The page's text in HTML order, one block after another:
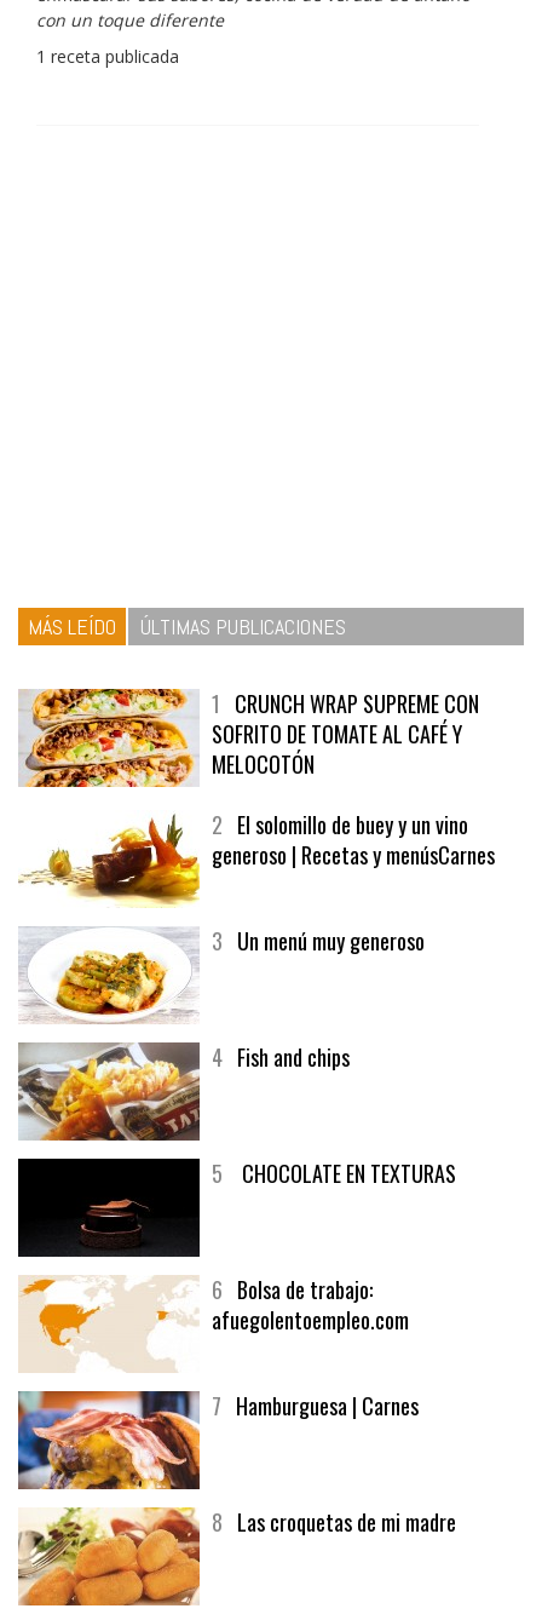
con un toque diferente
1 receta publicada
MÁS LEÍDO ÚLTIMAS PUBLICACIONES
1 CRUNCH WRAP SUPREME CON
SOFRITO DE TOMATE AL CAFÉ Y
MELOCOTÓN
2 El solomillo de buey y un vino
generoso | Recetas y menúsCarnes
3 Un menú muy generoso
4 Fish and chips
5 CHOCOLATE EN TEXTURAS
6 Bolsa de trabajo:
afuegolentoempleo.com
7 Hamburguesa | Carnes
8 Las croquetas de mi madre